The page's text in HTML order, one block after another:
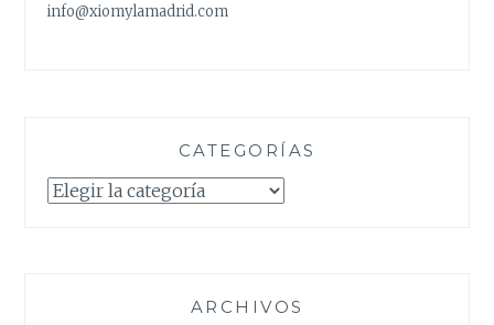
info@xiomylamadrid.com
CATEGORÍAS
Categorías
ARCHIVOS